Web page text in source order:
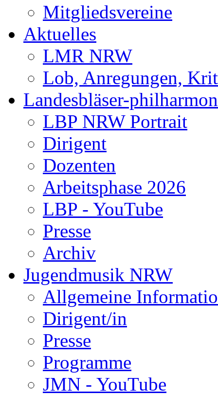
Mitgliedsvereine
Aktuelles
LMR NRW
Lob, Anregungen,
Landesbläser-
LBP NRW Portrait
Dirigent
Dozenten
Arbeitsphase 2026
LBP - YouTube
Presse
Archiv
Jugendmusik NRW
Allgemeine
Dirigent/in
Presse
Programme
JMN - YouTube